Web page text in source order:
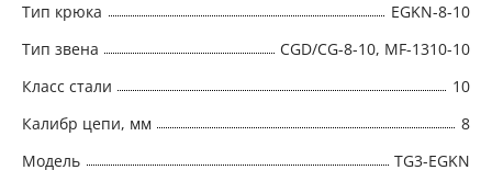
Тип крюка
EGKN-8-10
Тип звена
CGD/CG-8-10, MF-1310-10
Класс стали
10
Калибр цепи, мм
8
Модель
TG3-EGKN